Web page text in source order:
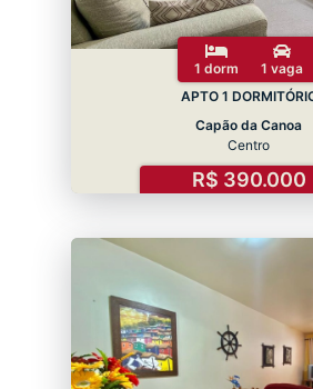
1 dorm
1 vaga
APTO 1
Capão da Canoa
Centro
R$ 390.000